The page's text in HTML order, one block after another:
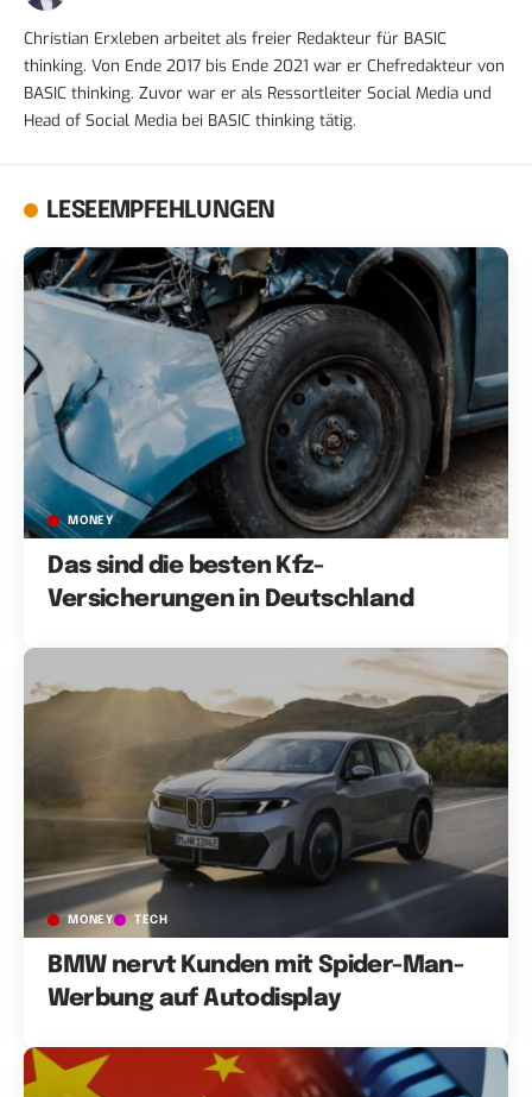
Christian Erxleben arbeitet als freier Redakteur für BASIC
thinking. Von Ende 2017 bis Ende 2021 war er Chefredakteur von
BASIC thinking. Zuvor war er als Ressortleiter Social Media und
Head of Social Media bei BASIC thinking tätig.
LESEEMPFEHLUNGEN
MONEY
Das sind die besten Kfz-
Versicherungen in Deutschland
MONEY TECH
BMW nervt Kunden mit Spider-Man-
Werbung auf Autodisplay